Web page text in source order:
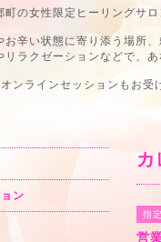
町の女性限定ヒーリングサ
お辛い状態に寄り添う場所
リラクゼーションなどで、
ンラインセッションもお受
カ
指
営
ン